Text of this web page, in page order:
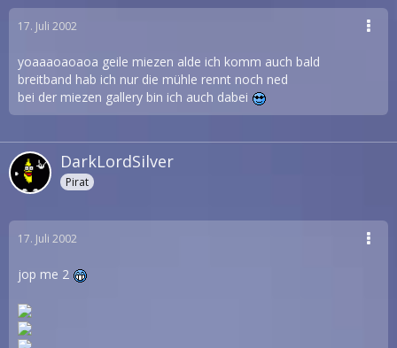
17. Juli 2002
yoaaaoaoaoa geile miezen alde ich komm auch bald
breitband hab ich nur die mühle rennt noch ned
bei der miezen gallery bin ich auch dabei
DarkLordSilver
Pirat
17. Juli 2002
jop me 2